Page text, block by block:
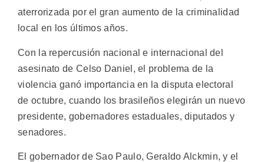
aterrorizada por el gran aumento de la criminalidad
local en los últimos años.
Con la repercusión nacional e internacional del
asesinato de Celso Daniel, el problema de la
violencia ganó importancia en la disputa electoral
de octubre, cuando los brasileños elegirán un nuevo
presidente, gobernadores estaduales, diputados y
senadores.
El gobernador de Sao Paulo, Geraldo Alckmin, y el